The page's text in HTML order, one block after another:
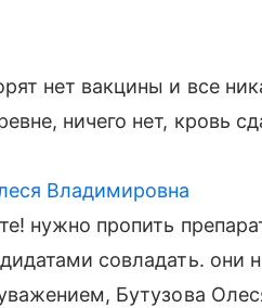
нет вакцины и все
ничего нет, кровь
Владимировна
нужно пропить
совладать.
Бутузова